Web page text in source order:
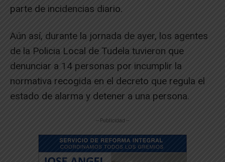
parte de incidencias diario.
Aún así, durante la jornada de ayer, los agentes
de la Policia Local de Tudela tuvieron que
denunciar a 14 personas por incumplir la
normativa recogida en el decreto que regula el
estado de alarma y detener a una persona.
-- Publicidad --